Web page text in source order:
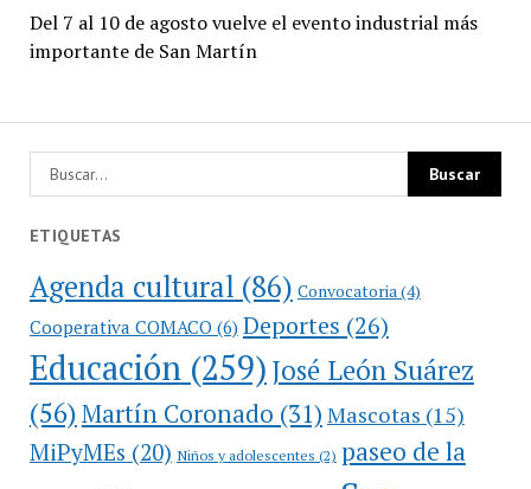
Del 7 al 10 de agosto vuelve el evento industrial más
importante de San Martín
ETIQUETAS
Agenda cultural (86) Convocatoria (4)
Cooperativa COMACO(6) Deportes (26)
Educación(259)José León Suárez
(56)Martín Coronado (31) Mascotas (15)
MiPyMEs (20) Niños y adolescentes (2) paseo de la